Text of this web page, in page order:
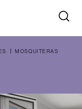
MOSQUITERAS